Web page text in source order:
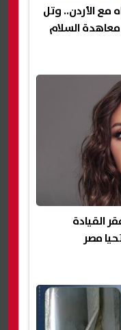
مع الأردن.. وتل
السلام
القيادة
مصر